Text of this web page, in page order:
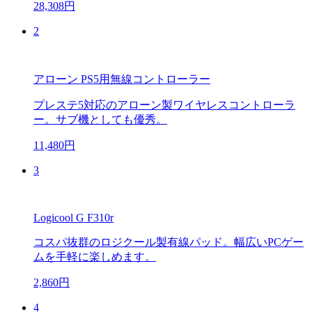
28,308円
2
アローン PS5用無線コントローラー
プレステ5対応のアローン製ワイヤレスコントローラ
ー。サブ機としても優秀。
11,480円
3
Logicool G F310r
コスパ抜群のロジクール製有線パッド。幅広いPCゲー
ムを手軽に楽しめます。
2,860円
4